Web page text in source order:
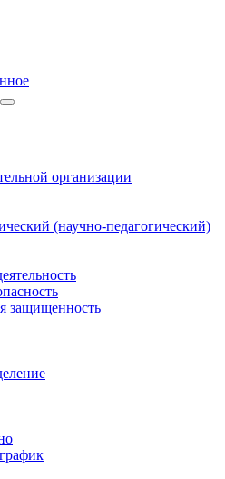
организации
(научно-педагогический)
защищенность